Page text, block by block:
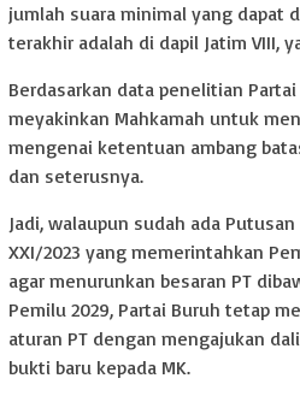
jumlah suara minimal yang dapat
terakhir adalah di dapil Jatim VIII,
Berdasarkan data penelitian
meyakinkan Mahkamah untuk
mengenai ketentuan ambang
dan seterusnya.
Jadi, walaupun sudah ada Putusan
XXI/2023 yang memerintahkan
agar menurunkan besaran PT
Pemilu 2029, Partai Buruh tetap
aturan PT dengan mengajukan
bukti baru kepada MK.